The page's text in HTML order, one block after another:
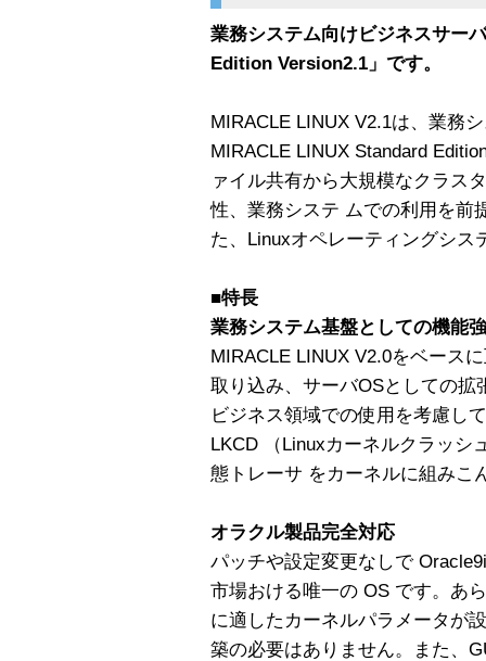
業務システム向けビジネスサー
Edition Version2.1」です。
MIRACLE LINUX V2.1は、業務
MIRACLE LINUX Standard
ァイル共有から大規模なクラス
性、業務システ ムでの利用を前
た、Linuxオペレーティングシス
■特長
業務システム基盤としての機能
MIRACLE LINUX V2.0をベース
取り込み、サーバOSとしての
ビジネス領域での使用を考慮し
LKCD （Linuxカーネルクラッシ
態トレーサ をカーネルに組みこ
オラクル製品完全対応
パッチや設定変更なしで
市場おける唯一の OS です。あ
に適したカーネルパラメータが
築の必要はありません。また、